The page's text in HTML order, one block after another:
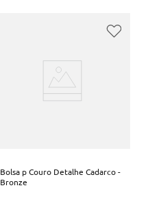
Bolsa p Couro Detalhe Cadarco -
Bronze